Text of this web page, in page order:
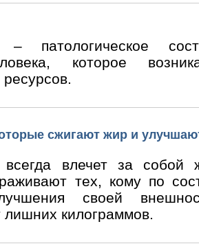
– патологическое
которое
сжигают жир и
влечет за собой
тех, кому по
своей
лишних килограммов.